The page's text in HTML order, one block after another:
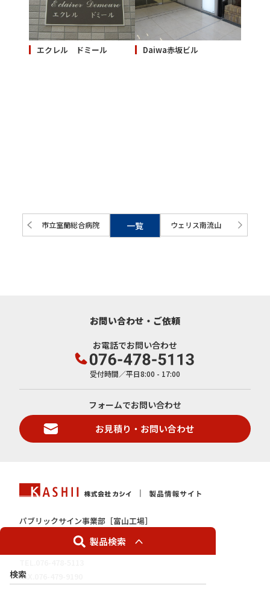
エクレル ドミール Daiwa赤坂ビル
市立室蘭総合病院 ウェリス南流山
一覧
お問い合わせ・ご依頼
お電話でお問い合わせ
受付時間／平日8:00 - 17:00
フォームでお問い合わせ
お見積り・お問い合わせ
パブリックサイン事業部［富山工場］
富山県富山市三郷18番地
FAX.076-479-9190
製品検索
検索